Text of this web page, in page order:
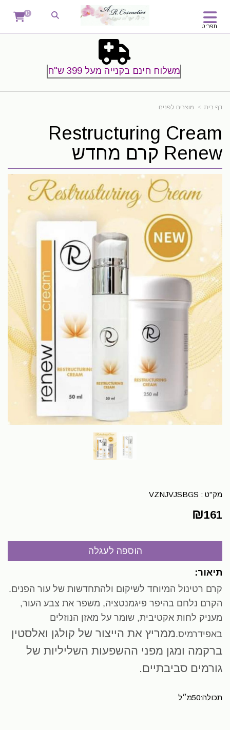
תפריט
0
משלוח חינם בקנייה מעל 399 ש"ח
דף בית מוצרים לפנים
Restructuring Cream
Renew קרם מחדש
מק"ט : VZNJVJSBGS
₪161
תיאור:
קרם רטינול המיוחד לשיקום ולהתחדשות של עור הפנים.
הקרם נלחם בהיפר פיגמנטציה, משפר את צבע העור,
מעניק לחות אקטיבית, שומר על מאזן הנוזלים
באפידרמיס.ממריץ את הייצור של קולגן ואלסטין
ברקמה ומגן מפני ההשפעות השליליות של
גורמים סביבתיים.
תכולה:50מ״ל